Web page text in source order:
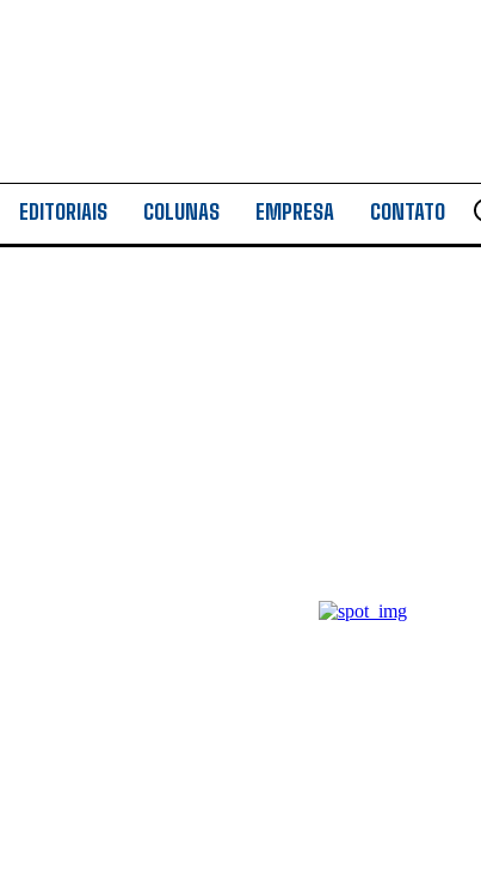
EDITORIAIS COLUNAS EMPRESA CONTATO